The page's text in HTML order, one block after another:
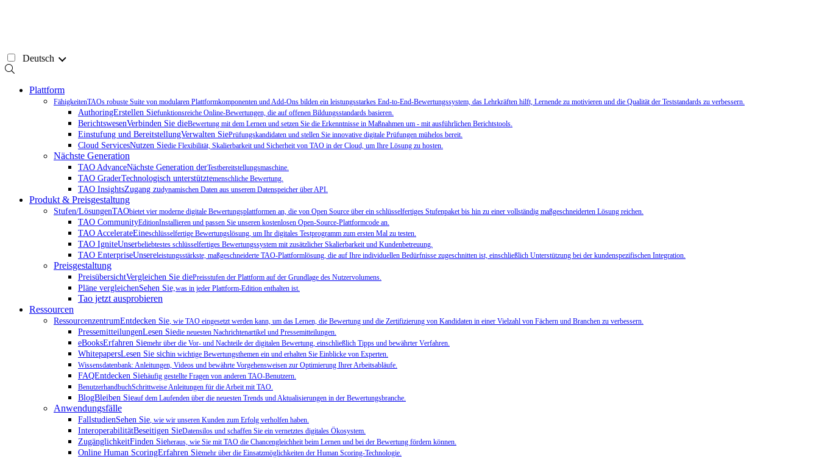
Deutsch
Plattform
FähigkeitenTAOs robuste Suite von modularen Plattformkomponenten und Add-Ons bilden ein leistungsstarkes End-to-End-Bewertungssystem, das Lehrkräften hilft, Lernende zu motivieren und die Qualität der Teststandards zu verbessern.
AuthoringErstellen Siefunktionsreiche Online-Bewertungen, die auf offenen Bildungsstandards basieren.
BerichtswesenVerbinden Sie dieBewertung mit dem Lernen und setzen Sie die Erkenntnisse in Maßnahmen um - mit ausführlichen Berichtstools.
Einstufung und BereitstellungVerwalten SiePrüfungskandidaten und stellen Sie innovative digitale Prüfungen mühelos bereit.
Cloud ServicesNutzen Siedie Flexibilität, Skalierbarkeit und Sicherheit von TAO in der Cloud, um Ihre Lösung zu hosten.
Nächste Generation
TAO AdvanceNächste Generation derTestbereitstellungsmaschine.
TAO GraderTechnologisch unterstütztemenschliche Bewertung.
TAO InsightsZugang zudynamischen Daten aus unserem Datenspeicher über API.
Produkt & Preisgestaltung
Stufen/LösungenTAObietet vier moderne digitale Bewertungsplattformen an, die von Open Source über ein schlüsselfertiges Stufenpaket bis hin zu einer vollständig maßgeschneiderten Lösung reichen.
TAO CommunityEditionInstallieren und passen Sie unseren kostenlosen Open-Source-Plattformcode an.
TAO AccelerateEineschlüsselfertige Bewertungslösung, um Ihr digitales Testprogramm zum ersten Mal zu testen.
TAO IgniteUnserbeliebtestes schlüsselfertiges Bewertungssystem mit zusätzlicher Skalierbarkeit und Kundenbetreuung.
TAO EnterpriseUnsereleistungsstärkste, maßgeschneiderte TAO-Plattformlösung, die auf Ihre individuellen Bedürfnisse zugeschnitten ist, einschließlich Unterstützung bei der kundenspezifischen Integration.
Preisgestaltung
PreisübersichtVergleichen Sie diePreisstufen der Plattform auf der Grundlage des Nutzervolumens.
Pläne vergleichenSehen Sie,was in jeder Plattform-Edition enthalten ist.
Tao jetzt ausprobieren
Ressourcen
RessourcenzentrumEntdecken Sie, wie TAO eingesetzt werden kann, um das Lernen, die Bewertung und die Zertifizierung von Kandidaten in einer Vielzahl von Fächern und Branchen zu verbessern.
PressemitteilungenLesen Siedie neuesten Nachrichtenartikel und Pressemitteilungen.
eBooksErfahren Siemehr über die Vor- und Nachteile der digitalen Bewertung, einschließlich Tipps und bewährter Verfahren.
WhitepapersLesen Sie sichin wichtige Bewertungsthemen ein und erhalten Sie Einblicke von Experten.
Wissensdatenbank: Anleitungen, Videos und bewährte Vorgehensweisen zur Optimierung Ihrer Arbeitsabläufe.
FAQEntdecken Siehäufig gestellte Fragen von anderen TAO-Benutzern.
BenutzerhandbuchSchrittweise Anleitungen für die Arbeit mit TAO.
BlogBleiben Sieauf dem Laufenden über die neuesten Trends und Aktualisierungen in der Bewertungsbranche.
Anwendungsfälle
FallstudienSehen Sie, wie wir unseren Kunden zum Erfolg verholfen haben.
InteroperabilitätBeseitigen SieDatensilos und schaffen Sie ein vernetztes digitales Ökosystem.
ZugänglichkeitFinden Sieheraus, wie Sie mit TAO die Chancengleichheit beim Lernen und bei der Bewertung fördern können.
Online Human ScoringErfahren Siemehr über die Einsatzmöglichkeiten der Human Scoring-Technologie.